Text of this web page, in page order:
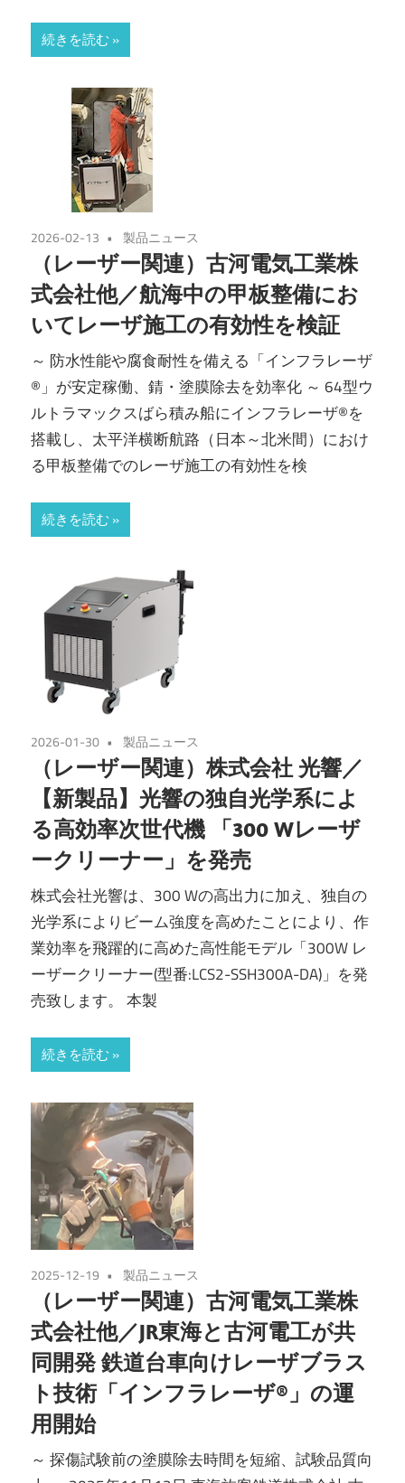
続きを読む
2026-02-13 製品ニュース
（レーザー関連）古河電気工業株
式会社他／航海中の甲板整備にお
いてレーザ施工の有効性を検証
～ 防水性能や腐食耐性を備える「インフラレーザ
®」が安定稼働、錆・塗膜除去を効率化 ～ 64型ウ
ルトラマックスばら積み船にインフラレーザ®を
搭載し、太平洋横断航路（日本～北米間）におけ
る甲板整備でのレーザ施工の有効性を検
続きを読む
2026-01-30 製品ニュース
（レーザー関連）株式会社 光響／
【新製品】光響の独自光学系によ
る高効率次世代機 「300 Wレーザ
ークリーナー」を発売
株式会社光響は、300 Wの高出力に加え、独自の
光学系によりビーム強度を高めたことにより、作
業効率を飛躍的に高めた高性能モデル「300W レ
ーザークリーナー(型番:LCS2-SSH300A-DA)」を発
売致します。 本製
続きを読む
2025-12-19 製品ニュース
（レーザー関連）古河電気工業株
式会社他／JR東海と古河電工が共
同開発 鉄道台車向けレーザブラス
ト技術「インフラレーザ®」の運
用開始
～ 探傷試験前の塗膜除去時間を短縮、試験品質向